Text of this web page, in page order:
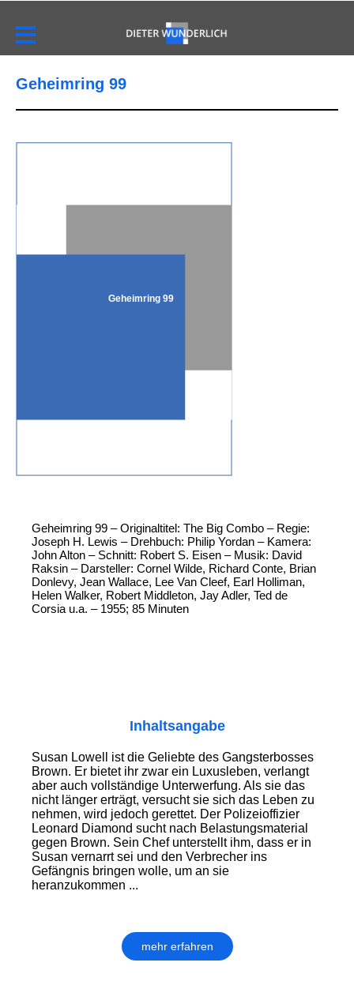
Geheimring 99
Geheimring 99
Geheimring 99 – Originaltitel: The Big Combo – Regie:
Joseph H. Lewis – Drehbuch: Philip Yordan – Kamera:
John Alton – Schnitt: Robert S. Eisen – Musik: David
Raksin – Darsteller: Cornel Wilde, Richard Conte, Brian
Donlevy, Jean Wallace, Lee Van Cleef, Earl Holliman,
Helen Walker, Robert Middleton, Jay Adler, Ted de
Corsia u.a. – 1955; 85 Minuten
Inhaltsangabe
Susan Lowell ist die Geliebte des Gangsterbosses
Brown. Er bietet ihr zwar ein Luxusleben, verlangt
aber auch vollständige Unterwerfung. Als sie das
nicht länger erträgt, versucht sie sich das Leben zu
nehmen, wird jedoch gerettet. Der Polizeioffizier
Leonard Diamond sucht nach Belastungsmaterial
gegen Brown. Sein Chef unterstellt ihm, dass er in
Susan vernarrt sei und den Verbrecher ins
Gefängnis bringen wolle, um an sie
heranzukommen ...
mehr erfahren